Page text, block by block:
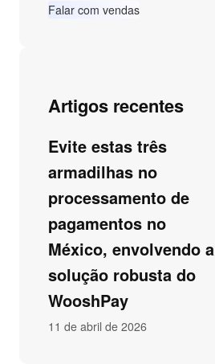
Falar com vendas
Artigos recentes
Evite estas três
armadilhas no
processamento de
pagamentos no
México, envolvendo a
solução robusta do
WooshPay
11 de abril de 2026